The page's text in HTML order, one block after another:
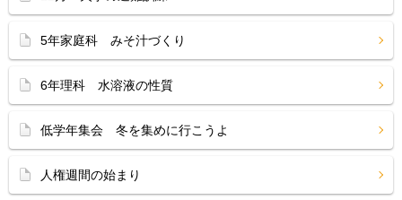
5年家庭科 みそ汁づくり
6年理科 水溶液の性質
低学年集会 冬を集めに行こうよ
人権週間の始まり